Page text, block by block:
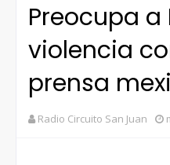
Preocupa a
violencia
prensa
Radio Circuito San Juan